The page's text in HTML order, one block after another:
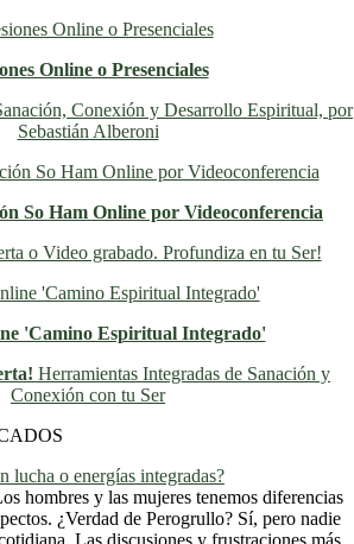
Online o Presenciales
Conexión y Desarrollo Espiritual, por
Sebastián Alberoni
So Ham Online por Videoconferencia
o Video grabado. Profundiza en tu Ser!
'Camino Espiritual Integrado'
Herramientas Integradas de Sanación y
Conexión con tu Ser
lucha o energías integradas?
hombres y las mujeres tenemos diferencias
¿Verdad de Perogrullo? Sí, pero nadie
Las discusiones y frustraciones más